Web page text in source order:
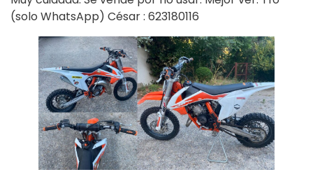
(solo WhatsApp) César : 623180116